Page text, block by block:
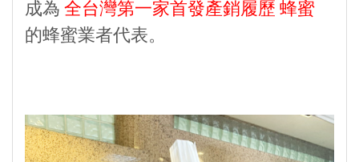
成為 全台灣第一家首發產銷履歷 蜂蜜
的蜂蜜業者代表。